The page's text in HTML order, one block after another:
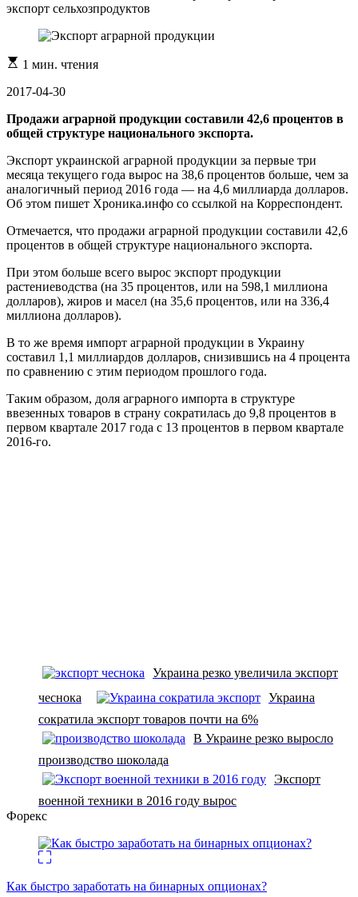
экспорт сельхозпродуктов
Расчетное
чтения
1 мин. чтения
2017-04-30
Продажи аграрной продукции составили 42,6 процентов в
общей структуре национального экспорта.
Экспорт украинской аграрной продукции за первые три
месяца текущего года вырос на 38,6 процентов больше, чем за
аналогичный период 2016 года — на 4,6 миллиарда долларов.
Об этом пишет Хроника.инфо со ссылкой на Корреспондент.
Отмечается, что продажи аграрной продукции составили 42,6
процентов в общей структуре национального экспорта.
При этом больше всего вырос экспорт продукции
растениеводства (на 35 процентов, или на 598,1 миллиона
долларов), жиров и масел (на 35,6 процентов, или на 336,4
миллиона долларов).
В то же время импорт аграрной продукции в Украину
составил 1,1 миллиардов долларов, снизившись на 4 процента
по сравнению с этим периодом прошлого года.
Таким образом, доля аграрного импорта в структуре
ввезенных товаров в страну сократилась до 9,8 процентов в
первом квартале 2017 года с 13 процентов в первом квартале
2016-го.
Украина резко увеличила экспорт
чеснока
Украина
сократила экспорт товаров почти на 6%
В Украине резко выросло
производство шоколада
Экспорт
военной техники в 2016 году вырос
Форекс
Как быстро заработать на бинарных опционах?